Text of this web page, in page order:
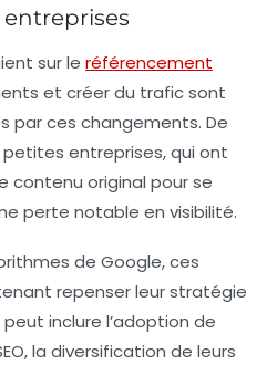
entreprises
sur le référencement
et créer du trafic sont
par ces changements. De
entreprises, qui ont
contenu original pour se
perte notable en visibilité.
de Google, ces
repenser leur stratégie
inclure l’adoption de
la diversification de leurs